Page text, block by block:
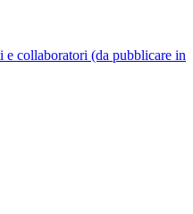
e collaboratori (da pubblicare in